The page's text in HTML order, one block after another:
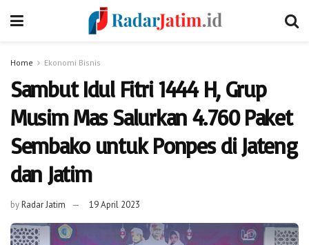
Home Ekonomi Bisnis
Sambut Idul Fitri 1444 H, Grup
Musim Mas Salurkan 4.760 Paket
Sembako untuk Ponpes di Jateng
dan Jatim
byRadar Jatim 19 April 2023